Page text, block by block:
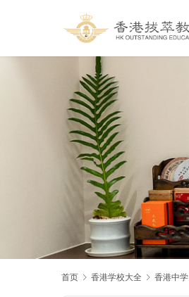
首页 香港学校大全 香港中学